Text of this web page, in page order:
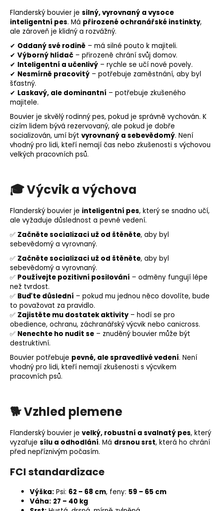
Flanderský bouvier je silný, vyrovnaný a vysoce
inteligentní pes. Má přirozené ochranářské instinkty,
ale zároveň je klidný a rozvážný.
✔ Oddaný své rodině – má silné pouto k majiteli.
✔ Výborný hlídač – přirozeně chrání svůj domov.
✔ Inteligentní a učenlivý – rychle se učí nové povely.
✔ Nesmírně pracovitý – potřebuje zaměstnání, aby byl
šťastný.
✔ Laskavý, ale dominantní – potřebuje zkušeného
majitele.
Bouvier je skvělý rodinný pes, pokud je správně vychován. K
cizím lidem bývá rezervovaný, ale pokud je dobře
socializován, umí být vyrovnaný a sebevědomý. Není
vhodný pro lidi, kteří nemají čas nebo zkušenosti s výchovou
velkých pracovních psů.
🎓Výcvik a výchova
Flanderský bouvier je inteligentní pes, který se snadno učí,
ale vyžaduje důslednost a pevné vedení.
✅ Začněte socializaci už od štěněte, aby byl
sebevědomý a vyrovnaný.
✅ Začněte socializaci už od štěněte, aby byl
sebevědomý a vyrovnaný.
✅ Používejte pozitivní posilování – odměny fungují lépe
než tvrdost.
✅ Buďte důslední – pokud mu jednou něco dovolíte, bude
to považovat za pravidlo.
✅ Zajistěte mu dostatek aktivity– hodí se pro
obedience, ochranu, záchranářský výcvik nebo canicross.
✅ Nenechte ho nudit se – znuděný bouvier může být
destruktivní.
Bouvier potřebuje pevné, ale spravedlivé vedení. Není
vhodný pro lidi, kteří nemají zkušenosti s výcvikem
pracovních psů.
🐕Vzhled plemene
Flanderský bouvier je velký, robustní a svalnatý pes, který
vyzařuje sílu a odhodlání. Má drsnou srst, která ho chrání
před nepříznivým počasím.
FCI standardizace
Výška: Psi: 62 – 68 cm, feny: 59 – 65 cm
Váha: 27 – 40 kg